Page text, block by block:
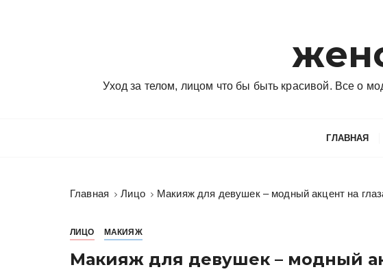
Уход за телом, лицом что бы быть красивой. Все о
ГЛАВНАЯ
Главная Лицо Макияж для девушек – модный акцент на
ЛИЦО МАКИЯЖ
Макияж для девушек – модный